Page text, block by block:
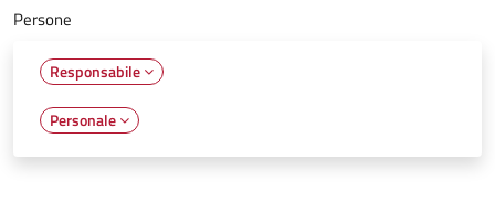
Persone
Responsabile
Personale